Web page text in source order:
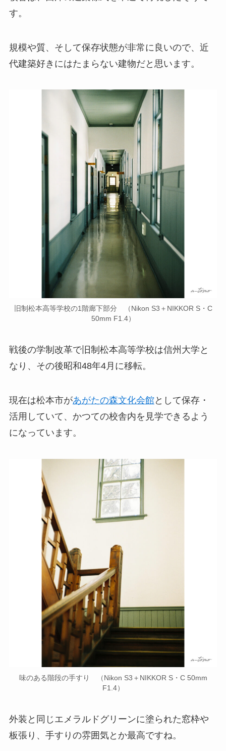
す。
規模や質、そして保存状態が非常に良いので、近
代建築好きにはたまらない建物だと思います。
旧制松本高等学校の1階廊下部分 （Nikon S3＋NIKKOR S・C
50mm F1.4）
戦後の学制改革で旧制松本高等学校は信州大学と
なり、その後昭和48年4月に移転。
現在は松本市があがたの森文化会館として保存・
活用していて、かつての校舎内を見学できるよう
になっています。
味のある階段の手すり （Nikon S3＋NIKKOR S・C 50mm
F1.4）
外装と同じエメラルドグリーンに塗られた窓枠や
板張り、手すりの雰囲気とか最高ですね。